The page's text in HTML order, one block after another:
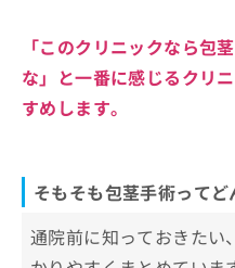
「このクリニックなら包
な」と一番に感じるクリ
すめします。
そもそも包茎手術ってど
通院前に知っておきたい